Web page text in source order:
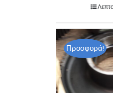
Προσφορά!